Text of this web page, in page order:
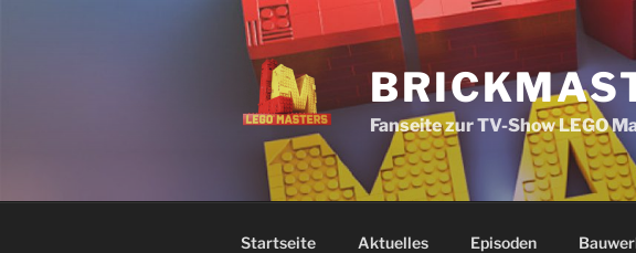
Fanseite zur TV-Show LEGO
Startseite Aktuelles Episoden